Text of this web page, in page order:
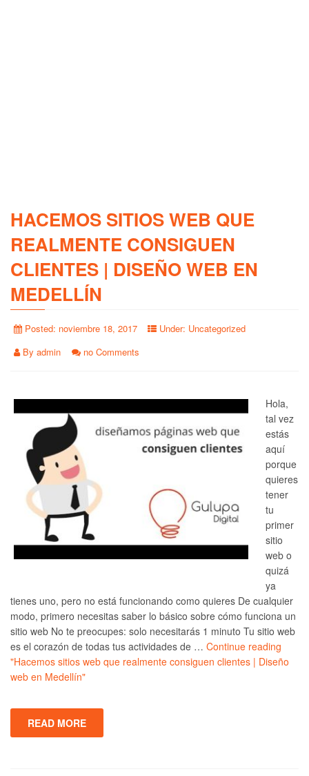
HACEMOS SITIOS WEB QUE
REALMENTE CONSIGUEN
CLIENTES | DISEÑO WEB EN
MEDELLÍN
Posted: noviembre 18, 2017 Under: Uncategorized
By admin no Comments
Hola,
tal vez
estás
aquí
porque
quieres
tener
tu
primer
sitio
web o
quizá
ya
tienes uno, pero no está funcionando como quieres De cualquier
modo, primero necesitas saber lo básico sobre cómo funciona un
sitio web No te preocupes: solo necesitarás 1 minuto Tu sitio web
es el corazón de todas tus actividades de … Continue reading
"Hacemos sitios web que realmente consiguen clientes | Diseño
web en Medellín"
READ MORE